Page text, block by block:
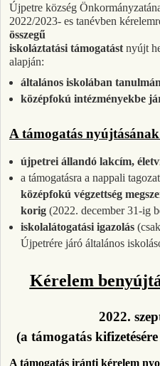
Újpetre község
2022/2023- es tanévben
összegű
iskoláztatási támogatást nyújt
alapján:
általános iskolában
középfokú intézményekbe
A támogatás
újpetrei állandó lakcím,
a támogatásra a nappali
középfokú végzettség
korig(2022. december 31-ig
iskolalátogatási igazolás
Újpetrére járó általános
Kérelem
2022.
(a támogatás
A támogatás iránti kérelem